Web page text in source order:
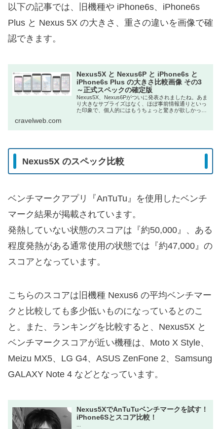
以下の記事では、旧機種や iPhone6s、iPhone6s
Plus と Nexus 5X の大きさ、重さの違いを画像で確
認できます。
Nexus5X と Nexus6P と iPhone6s と
iPhone6s Plus の大きさ比較画像 その3
～正式スペックの確定版
Nexus5X、Nexus6Pがついに発表されましたね。あま
り大きなサプライズはなく、ほぼ事前情報通りといっ
た印象で、個人的にはもうちょっと驚きが欲しかった
cravelweb.com
Nexus5X のスペック比較
ベンチマークアプリ『AnTuTu』を使用したベンチ
マーク結果が掲載されています。
発熱していない状態のスコアは『約50,000』、ある
程度発熱がある通常使用の状態では『約47,000』の
スコアとなっています。
こちらのスコアは旧機種 Nexus6 の平均ベンチマー
クと比較しても多少低いものになっているとのこ
と。また、ランキングを比較すると、Nexus5X と
ベンチマークスコアが近い機種は、Moto X Style、
Meizu MX5、LG G4、ASUS ZenFone 2、Samsung
GALAXY Note 4 などとなっています。
Nexus5XでAnTuTuベンチマークを試す！
iPhone6Sとスコア比較！